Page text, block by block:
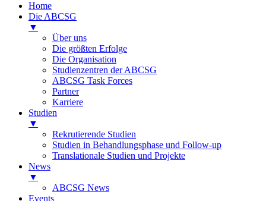
Home
Die ABCSG
▼
Über uns
Die größten Erfolge
Die Organisation
Studienzentren der ABCSG
ABCSG Task Forces
Partner
Karriere
Studien
▼
Rekrutierende Studien
Studien in Behandlungsphase und Follow-up
Translationale Studien und Projekte
News
▼
ABCSG News
Events